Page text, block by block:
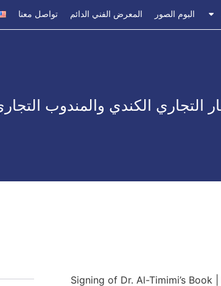
البوم الصور المعرض الفني الدائم تواصل معنا
التجاري الكندي والمندوب